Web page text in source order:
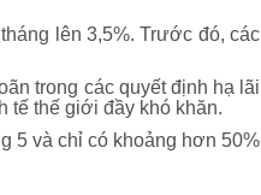
lên 3,5%. Trước đó, các
trong các quyết định hạ lãi
tế thế giới đầy khó khăn.
5 và chỉ có khoảng hơn 50%